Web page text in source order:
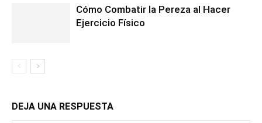
Cómo Combatir la Pereza al Hacer
Ejercicio Físico
DEJA UNA RESPUESTA